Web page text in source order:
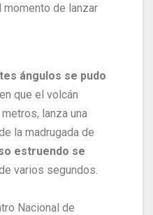
de lanzar
ángulos se pudo
en que el volcán
lanza una
la madrugada de
estruendo se
varios segundos.
Nacional de